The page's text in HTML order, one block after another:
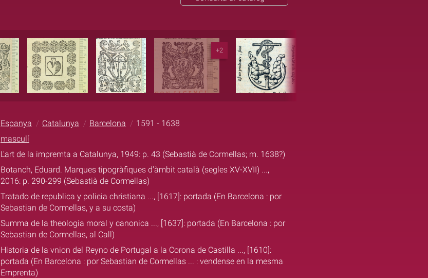
+2
Espanya Catalunya Barcelona
1591 - 1638
masculí
L'art de la impremta a Catalunya, 1949: p. 43 (Sebastià de Cormellas; m. 1638?)
Botanch, Eduard. Marques tipogràfiques d'àmbit català (segles XV-XVII) ...,
2016: p. 290-299 (Sebastià de Cormellas)
Tratado de republica y policia christiana ..., [1617]: portada (En Barcelona : por
Sebastian de Cormellas, y a su costa)
Summa de la theologia moral y canonica ..., [1637]: portada (En Barcelona : por
Sebastian de Cormellas, al Call)
Historia de la vnion del Reyno de Portugal a la Corona de Castilla ..., [1610]:
portada (En Barcelona : por Sebastian de Cormellas ... : vendense en la mesma
Emprenta)